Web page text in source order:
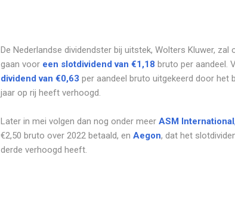
De Nederlandse dividendster bij uitstek, Wolters Kluwer, zal
gaan voor een slotdividend van €1,18 bruto per aandeel.
dividend van €0,63 per aandeel bruto uitgekeerd door het
jaar op rij heeft verhoogd.
Later in mei volgen dan nog onder meer ASM International,
€2,50 bruto over 2022 betaald, en Aegon, dat het
derde verhoogd heeft.